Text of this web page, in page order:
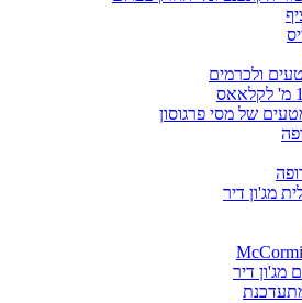
ולכרמים
של מסי פרגוסון
מג'ון דיר
מג'ון דיר